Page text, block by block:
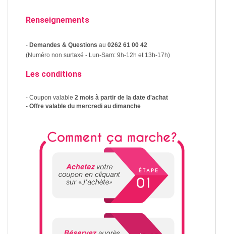
Renseignements
- Demandes & Questions au 0262 61 00 42
(Numéro non surtaxé - Lun-Sam: 9h-12h et 13h-17h)
Les conditions
- Coupon valable 2 mois à partir de la date d'achat
- Offre valable du mercredi au dimanche